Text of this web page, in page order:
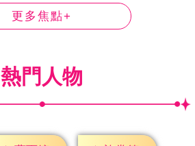
更多焦點+
熱門人物